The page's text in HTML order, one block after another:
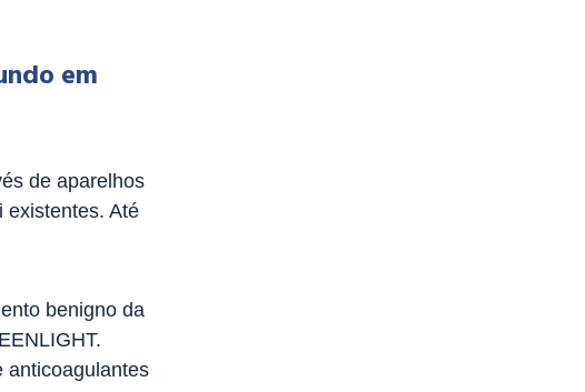
em
de aparelhos
existentes. Até
benigno da
anticoagulantes